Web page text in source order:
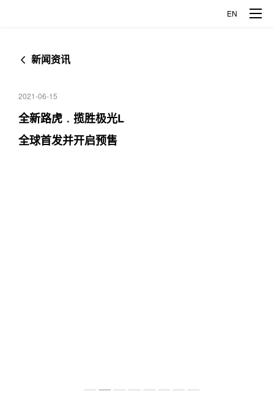
EN
捷豹XFL
企业概况
新闻资讯
2021-06-15
全新路虎﹒揽胜极光L
全球首发并开启预售